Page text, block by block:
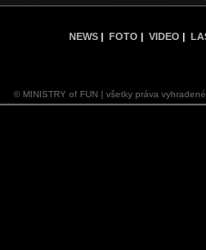
NEWS | FOTO | VIDEO |
© MINISTRY of FUN | všetky práva